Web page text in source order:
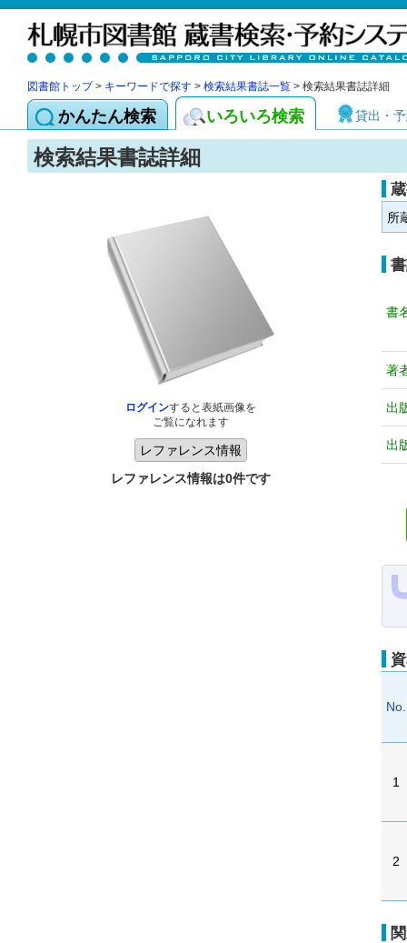
図書館トップ> キーワードで探す > 検索結果書誌一覧 > 検索結果書誌詳細
かんたん検索 いろいろ検索 貸出・
検索結果書誌詳細
ログインすると表紙画像を
ご覧になれます
レファレンス情報は0件です
所
書
著
出
出
No.
1
2